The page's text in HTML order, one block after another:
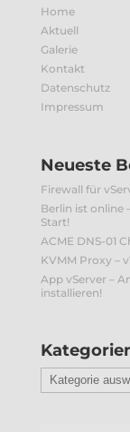
Home
Aktuell
Galerie
Kontakt
Datenschutz
Impressum
Neueste
Firewall für
Berlin ist online
Start!
ACME DNS-01
KVMM Proxy –
App vServer –
installieren!
Kategorien